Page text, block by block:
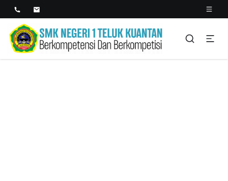
SMK NEGERI 1 TELUK
KUANTAN
Berkopetensi Dan Berkompetisi